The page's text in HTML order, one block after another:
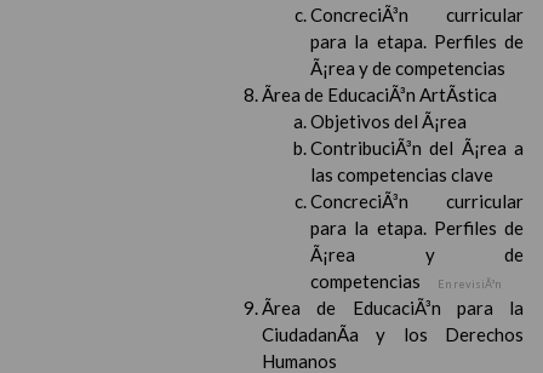
ConcreciÃ³n curricular
para la etapa. Perfiles de
Ã¡rea y de competencias
Ãrea de EducaciÃ³n ArtÃ­stica
Objetivos del Ã¡rea
ContribuciÃ³n del Ã¡rea a
las competencias clave
ConcreciÃ³n curricular
para la etapa. Perfiles de
Ã¡rea y de
competencias
En revisiÃ³n
Ãrea de EducaciÃ³n para la
CiudadanÃ­a y los Derechos
Humanos